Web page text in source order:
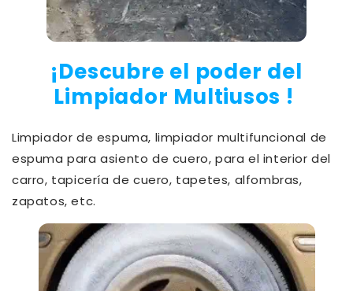
¡Descubre el poder del
Limpiador Multiusos !
Limpiador de espuma, limpiador multifuncional de
espuma para asiento de cuero, para el interior del
carro, tapicería de cuero, tapetes, alfombras,
zapatos, etc.